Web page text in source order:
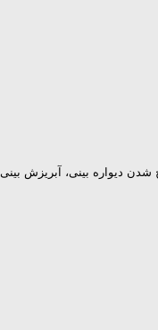
دیواره بینی، آبریزش بینی